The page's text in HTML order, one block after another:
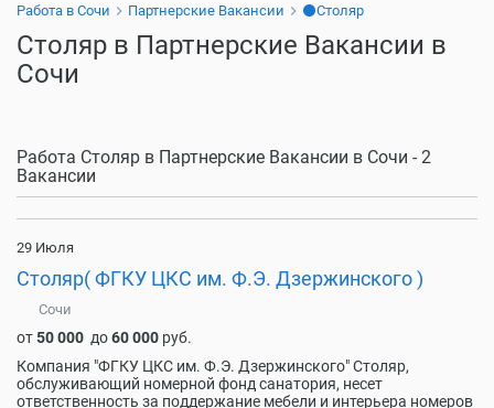
Работа в Сочи Партнерские Вакансии ⚫Столяр
Столяр в Партнерские Вакансии в
Сочи
Работа Столяр в Партнерские Вакансии в Сочи - 2
Вакансии
29 Июля
Столяр( ФГКУ ЦКС им. Ф.Э. Дзержинского )
Сочи
от50 000 до60 000 руб.
Компания "ФГКУ ЦКС им. Ф.Э. Дзержинского" Столяр,
обслуживающий номерной фонд санатория, несет
ответственность за поддержание мебели и интерьера номеров